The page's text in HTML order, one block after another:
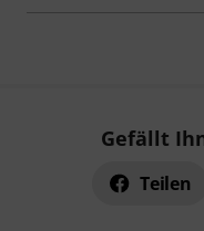
Gefällt
Teilen